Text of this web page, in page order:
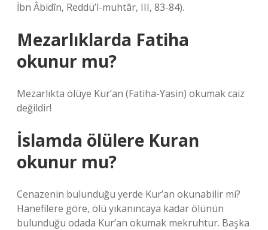
İbn Âbidîn, Reddü’l-muhtâr, III, 83-84).
Mezarlıklarda Fatiha
okunur mu?
Mezarlıkta ölüye Kur’an (Fatiha-Yasin) okumak caiz
değildir!
İslamda ölülere Kuran
okunur mu?
Cenazenin bulunduğu yerde Kur’an okunabilir mi?
Hanefilere göre, ölü yıkanıncaya kadar ölünün
bulunduğu odada Kur’an okumak mekruhtur. Başka